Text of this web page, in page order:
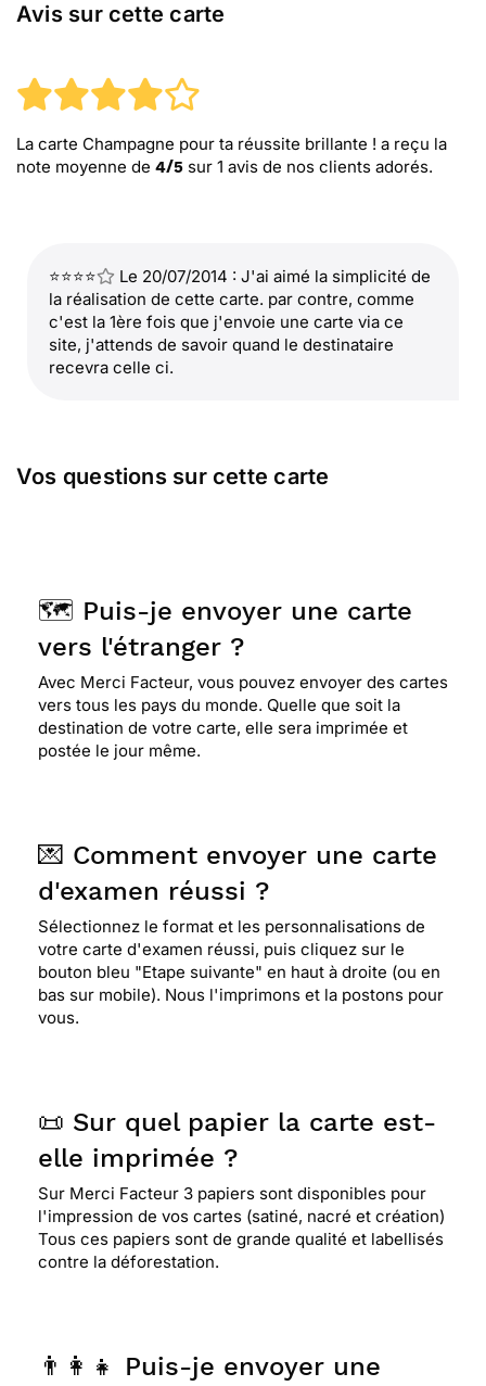
Avis sur cette carte
La carte Champagne pour ta réussite brillante ! a reçu la
note moyenne de 4/5 sur 1 avis de nos clients adorés.
⭐⭐⭐⭐
Le 20/07/2014 : J'ai aimé la simplicité de
la réalisation de cette carte. par contre, comme
c'est la 1ère fois que j'envoie une carte via ce
site, j'attends de savoir quand le destinataire
recevra celle ci.
Vos questions sur cette carte
🗺️ Puis-je envoyer une carte
vers l'étranger ?
Avec Merci Facteur, vous pouvez envoyer des cartes
vers tous les pays du monde. Quelle que soit la
destination de votre carte, elle sera imprimée et
postée le jour même.
💌 Comment envoyer une carte
d'examen réussi ?
Sélectionnez le format et les personnalisations de
votre carte d'examen réussi, puis cliquez sur le
bouton bleu "Etape suivante" en haut à droite (ou en
bas sur mobile). Nous l'imprimons et la postons pour
vous.
📜 Sur quel papier la carte est-
elle imprimée ?
Sur Merci Facteur 3 papiers sont disponibles pour
l'impression de vos cartes (satiné, nacré et création)
Tous ces papiers sont de grande qualité et labellisés
contre la déforestation.
👨‍👩‍👧 Puis-je envoyer une